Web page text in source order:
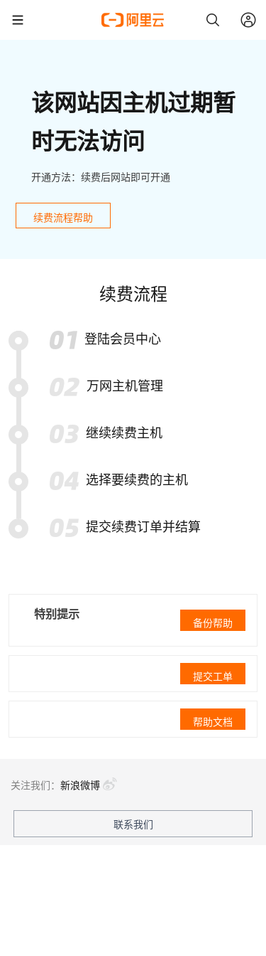
该网站因主机过期暂
时无法访问
开通方法：续费后网站即可开通
续费流程帮助
续费流程
登陆会员中心
万网主机管理
继续续费主机
选择要续费的主机
提交续费订单并结算
特别提示
备份帮助
提交工单
帮助文档